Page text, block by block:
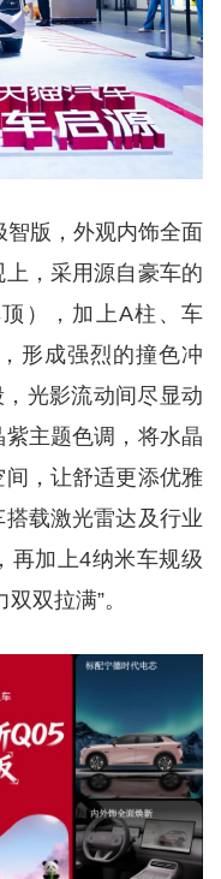
版，外观内饰全面
，采用源自豪车的
），加上A柱、车
形成强烈的撞色冲
光影流动间尽显动
主题色调，将水晶
，让舒适更添优雅
载激光雷达及行业
再加上4纳米车规级
双拉满”。